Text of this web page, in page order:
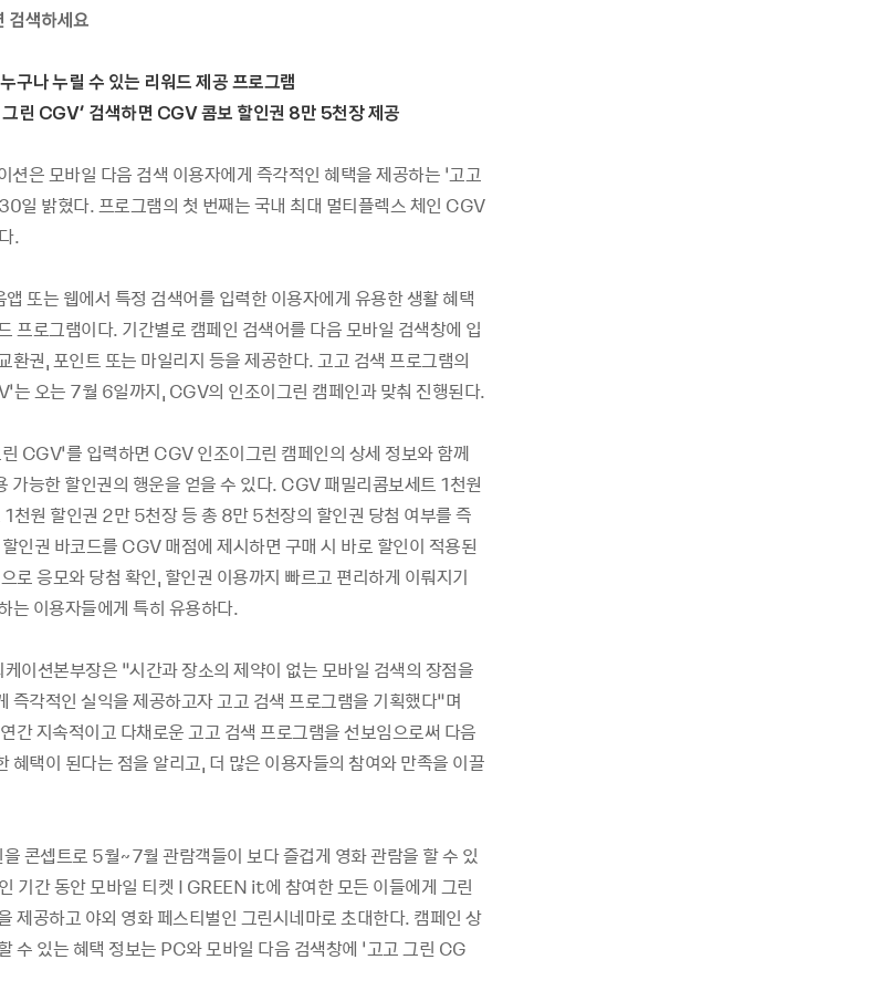
검색하세요
나 누릴 수 있는 리워드 제공 프로그램
CGV’ 검색하면 CGV 콤보 할인권 8만 5천장 제공
모바일 다음 검색 이용자에게 즉각적인 혜택을 제공하는 ‘고고
일 밝혔다. 프로그램의 첫 번째는 국내 최대 멀티플렉스 체인 CGV
.
앱 또는 웹에서 특정 검색어를 입력한 이용자에게 유용한 생활 혜택
프로그램이다. 기간별로 캠페인 검색어를 다음 모바일 검색창에 입
환권, 포인트 또는 마일리지 등을 제공한다. 고고 검색 프로그램의
는 오는 7월 6일까지, CGV의 인조이그린 캠페인과 맞춰 진행된다.
CGV’를 입력하면 CGV 인조이그린 캠페인의 상세 정보와 함께
능한 할인권의 행운을 얻을 수 있다. CGV 패밀리콤보세트 1천원
천원 할인권 2만 5천장 등 총 8만 5천장의 할인권 당첨 여부를 즉
인권 바코드를 CGV 매점에 제시하면 구매 시 바로 할인이 적용된
로 응모와 당첨 확인, 할인권 이용까지 빠르고 편리하게 이뤄지기
는 이용자들에게 특히 유용하다.
이션본부장은 “시간과 장소의 제약이 없는 모바일 검색의 장점을
즉각적인 실익을 제공하고자 고고 검색 프로그램을 기획했다”며
간 지속적이고 다채로운 고고 검색 프로그램을 선보임으로써 다음
혜택이 된다는 점을 알리고, 더 많은 이용자들의 참여와 만족을 이끌
콘셉트로 5월~7월 관람객들이 보다 즐겁게 영화 관람을 할 수 있
기간 동안 모바일 티켓 I GREEN it에 참여한 모든 이들에게 그린
제공하고 야외 영화 페스티벌인 그린시네마로 초대한다. 캠페인 상
수 있는 혜택 정보는 PC와 모바일 다음 검색창에 ‘고고 그린 CG